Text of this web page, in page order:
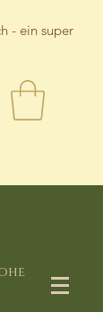
- ein super